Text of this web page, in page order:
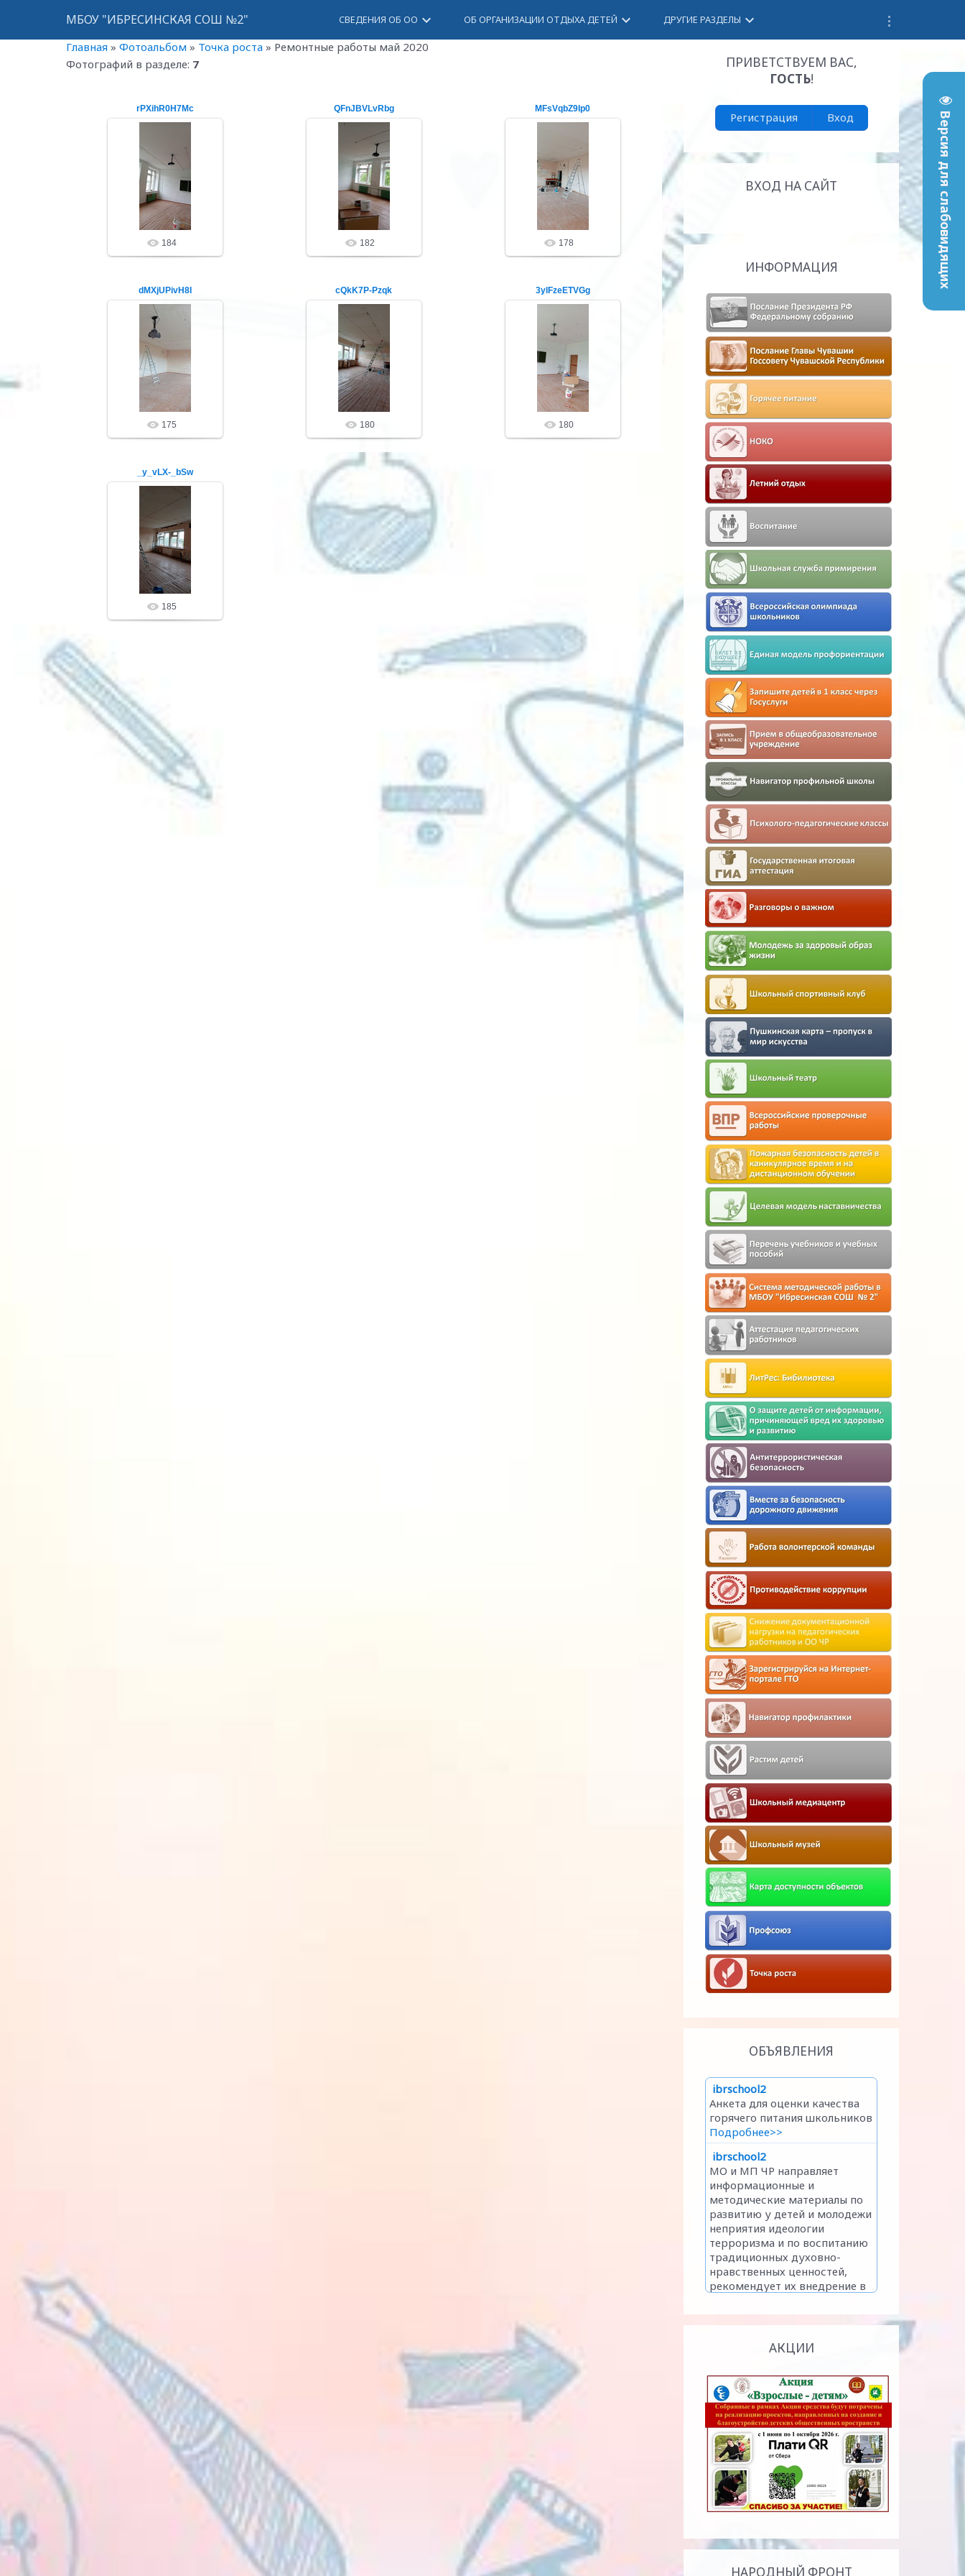
Версия для слабовидящих
МБОУ "ИБРЕСИНСКАЯ СОШ №2" СВЕДЕНИЯ ОБ ОО keyboard_arrow_down ОБ ОРГАНИЗАЦИИ ОТДЫХА ДЕТЕЙ keyboard_arrow_down ДРУГИЕ РАЗДЕЛЫ keyboard_arrow_down
Главная » Фотоальбом » Точка роста » Ремонтные работы май 2020
Фотографий в разделе: 7
rPXihR0H7Mc
26.05.20
ibrschool2
184
QFnJBVLvRbg
26.05.20
ibrschool2
182
MFsVqbZ9Ip0
26.05.20
ibrschool2
178
dMXjUPivH8I
26.05.20
ibrschool2
175
cQkK7P-Pzqk
26.05.20
ibrschool2
180
3ylFzeETVGg
ibrschool2
180
_y_vLX-_bSw
26.05.20
ibrschool2
185
ПРИВЕТСТВУЕМ ВАС,
ГОСТЬ!
Регистрация Вход
ВХОД НА САЙТ
ИНФОРМАЦИЯ
ОБЪЯВЛЕНИЯ
АКЦИИ
НАРОДНЫЙ ФРОНТ